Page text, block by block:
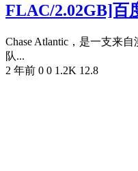
FLAC/2.02GB]百
Chase Atlantic，是一支来
队...
2 年前 0 0 1.2K 12.8